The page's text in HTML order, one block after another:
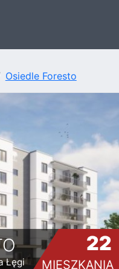
Osiedle Foresto
Łęgi
22
MIESZKANIA